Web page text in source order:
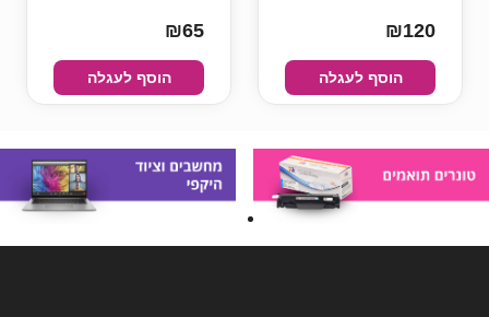
₪120
הוסף לעגלה
₪65
הוסף לעגלה